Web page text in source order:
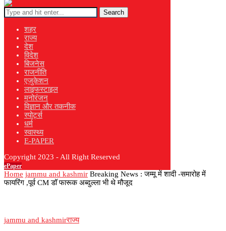
Search
शहर
राज्य
देश
विदेश
बिजनेस
राजनीति
एजुकेशन
लाइफस्टाइल
मनोरंजन
विज्ञान और तकनीक
स्पोर्ट्स
धर्म
स्वास्थ्य
E-PAPER
Copyright 2023 - All Right Reserved
ePaper
Home jammu and kashmir Breaking News : जम्मू में शादी -समारोह में
फायरिंग ,पूर्व CM डॉ फारूक अब्दुल्ला भी थे मौजूद
jammu and kashmirराज्य